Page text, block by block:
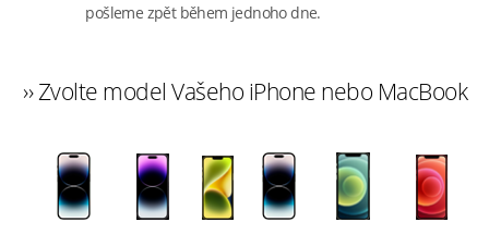
pošleme zpět během jednoho dne.
›› Zvolte model Vašeho iPhone nebo MacBook